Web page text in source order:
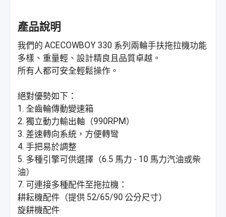
產品說明
我們的 ACECOWBOY 330 系列兩輪手扶拖拉機功能
多樣、重量輕、設計精良且品質卓越。
所有人都可安全輕鬆操作。
絕對優勢如下：
1. 全齒輪傳動變速箱
2. 獨立動力輸出軸（990RPM）
3. 差速轉向系統，方便轉彎
4. 手把易於調整
5. 多種引擎可供選擇（6.5 馬力 - 10 馬力汽油或柴
油）
7. 可連接多種配件至拖拉機：
耕耘機配件（提供 52/65/90 公分尺寸）
旋耕機配件